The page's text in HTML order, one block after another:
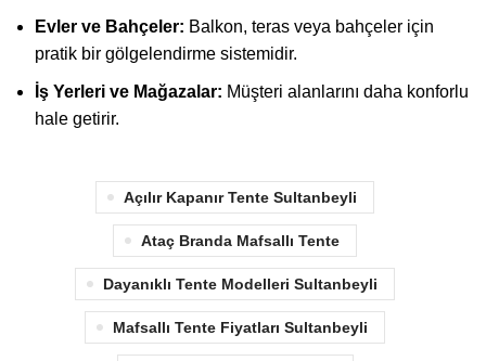
Evler ve Bahçeler: Balkon, teras veya bahçeler için
pratik bir gölgelendirme sistemidir.
İş Yerleri ve Mağazalar: Müşteri alanlarını daha konforlu
hale getirir.
Açılır Kapanır Tente Sultanbeyli
Ataç Branda Mafsallı Tente
Dayanıklı Tente Modelleri Sultanbeyli
Mafsallı Tente Fiyatları Sultanbeyli